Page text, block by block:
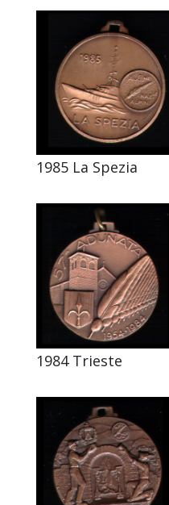
1985 La Spezia
1984 Trieste